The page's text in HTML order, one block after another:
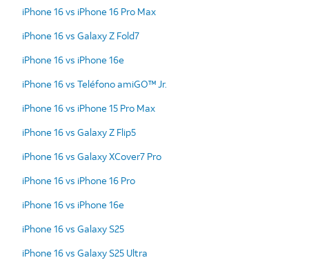
iPhone 16 vs iPhone 16 Pro Max
iPhone 16 vs Galaxy Z Fold7
iPhone 16 vs iPhone 16e
iPhone 16 vs Teléfono amiGO™ Jr.
iPhone 16 vs iPhone 15 Pro Max
iPhone 16 vs Galaxy Z Flip5
iPhone 16 vs Galaxy XCover7 Pro
iPhone 16 vs iPhone 16 Pro
iPhone 16 vs iPhone 16e
iPhone 16 vs Galaxy S25
iPhone 16 vs Galaxy S25 Ultra